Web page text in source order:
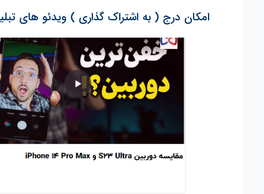
امکان درج ( به اشتراک گذاری ) ویدئو های